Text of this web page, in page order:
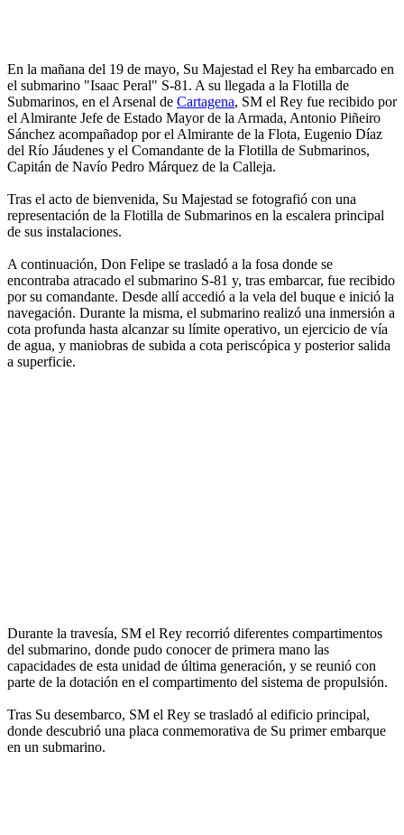
En la mañana del 19 de mayo, Su Majestad el Rey ha embarcado en
el submarino "Isaac Peral" S-81. A su llegada a la Flotilla de
Submarinos, en el Arsenal de Cartagena, SM el Rey fue recibido por
el Almirante Jefe de Estado Mayor de la Armada, Antonio Piñeiro
Sánchez acompañadop por el Almirante de la Flota, Eugenio Díaz
del Río Jáudenes y el Comandante de la Flotilla de Submarinos,
Capitán de Navío Pedro Márquez de la Calleja.
Tras el acto de bienvenida, Su Majestad se fotografió con una
representación de la Flotilla de Submarinos en la escalera principal
de sus instalaciones.
A continuación, Don Felipe se trasladó a la fosa donde se
encontraba atracado el submarino S-81 y, tras embarcar, fue recibido
por su comandante. Desde allí accedió a la vela del buque e inició la
navegación. Durante la misma, el submarino realizó una inmersión a
cota profunda hasta alcanzar su límite operativo, un ejercicio de vía
de agua, y maniobras de subida a cota periscópica y posterior salida
a superficie.
Durante la travesía, SM el Rey recorrió diferentes compartimentos
del submarino, donde pudo conocer de primera mano las
capacidades de esta unidad de última generación, y se reunió con
parte de la dotación en el compartimento del sistema de propulsión.
Tras Su desembarco, SM el Rey se trasladó al edificio principal,
donde descubrió una placa conmemorativa de Su primer embarque
en un submarino.